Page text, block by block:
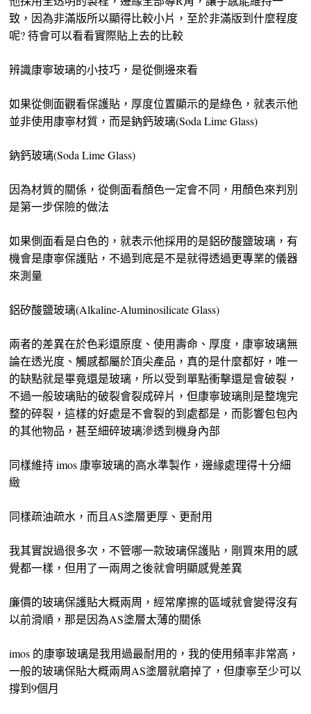
致，因為非滿版所以顯得比較小片，至於非滿版到什麼程度
呢? 待會可以看看實際貼上去的比較
辨識康寧玻璃的小技巧，是從側邊來看
如果從側面觀看保護貼，厚度位置顯示的是綠色，就表示他
並非使用康寧材質，而是鈉鈣玻璃(Soda Lime Glass)
鈉鈣玻璃(Soda Lime Glass)
因為材質的關係，從側面看顏色一定會不同，用顏色來判別
是第一步保險的做法
如果側面看是白色的，就表示他採用的是鋁矽酸鹽玻璃，有
機會是康寧保護貼，不過到底是不是就得透過更專業的儀器
來測量
鋁矽酸鹽玻璃(Alkaline-Aluminosilicate Glass)
兩者的差異在於色彩還原度、使用壽命、厚度，康寧玻璃無
論在透光度、觸感都屬於頂尖產品，真的是什麼都好，唯一
的缺點就是畢竟還是玻璃，所以受到單點衝擊還是會破裂，
不過一般玻璃貼的破裂會裂成碎片，但康寧玻璃則是整塊完
整的碎裂，這樣的好處是不會裂的到處都是，而影響包包內
的其他物品，甚至細碎玻璃滲透到機身內部
同樣維持 imos 康寧玻璃的高水準製作，邊緣處理得十分細
緻
同樣疏油疏水，而且AS塗層更厚、更耐用
我其實說過很多次，不管哪一款玻璃保護貼，剛買來用的感
覺都一樣，但用了一兩周之後就會明顯感覺差異
廉價的玻璃保護貼大概兩周，經常摩擦的區域就會變得沒有
以前滑順，那是因為AS塗層太薄的關係
imos 的康寧玻璃是我用過最耐用的，我的使用頻率非常高，
一般的玻璃保貼大概兩周AS塗層就磨掉了，但康寧至少可以
撐到9個月